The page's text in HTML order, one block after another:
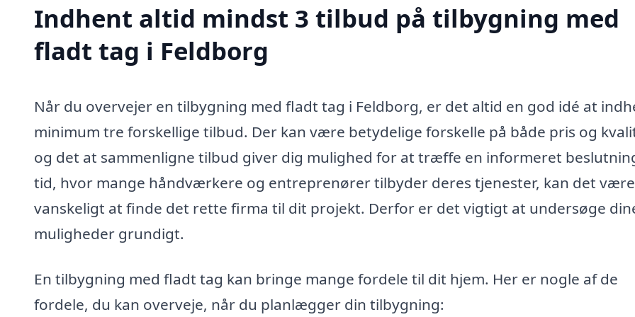
Indhent altid mindst 3 tilbud på tilbygning med
fladt tag i Feldborg
Når du overvejer en tilbygning med fladt tag i Feldborg, er det altid en god idé at
minimum tre forskellige tilbud. Der kan være betydelige forskelle på både pris og
og det at sammenligne tilbud giver dig mulighed for at træffe en informeret
tid, hvor mange håndværkere og entreprenører tilbyder deres tjenester, kan det være
vanskeligt at finde det rette firma til dit projekt. Derfor er det vigtigt at undersøge
muligheder grundigt.
En tilbygning med fladt tag kan bringe mange fordele til dit hjem. Her er nogle af de
fordele, du kan overveje, når du planlægger din tilbygning: